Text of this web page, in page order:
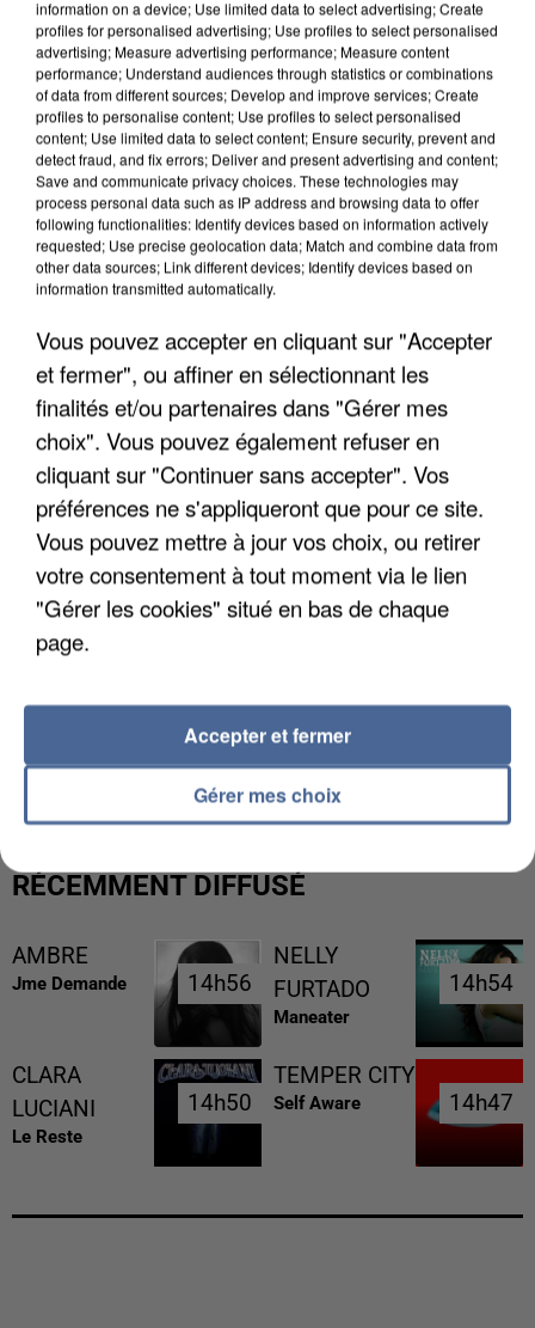
LES DONNÉES DE 300 000 CLIENTS DÉROBÉES À
LES FRANÇAIS, FANS DE LA FLEMME
RÉCEMMENT DIFFUSÉ
AMBRE
Jme Demande 14h56
14h56
NELLY
FURTADO
Maneater
14h54
14h54
CLARA
LUCIANI
Le Reste
14h50
14h50
TEMPER CITY
Self Aware 14h47
14h47
information on a device; Use limited data to select advertising; Create
profiles for personalised advertising; Use profiles to select personalised
advertising; Measure advertising performance; Measure content
performance; Understand audiences through statistics or combinations
of data from different sources; Develop and improve services; Create
profiles to personalise content; Use profiles to select personalised
content; Use limited data to select content; Ensure security, prevent and
detect fraud, and fix errors; Deliver and present advertising and content;
Save and communicate privacy choices. These technologies may
process personal data such as IP address and browsing data to offer
following functionalities: Identify devices based on information actively
requested; Use precise geolocation data; Match and combine data from
other data sources; Link different devices; Identify devices based on
information transmitted automatically.
Vous pouvez accepter en cliquant sur "Accepter
et fermer", ou affiner en sélectionnant les
finalités et/ou partenaires dans "Gérer mes
choix". Vous pouvez également refuser en
cliquant sur "Continuer sans accepter". Vos
préférences ne s'appliqueront que pour ce site.
Vous pouvez mettre à jour vos choix, ou retirer
votre consentement à tout moment via le lien
"Gérer les cookies" situé en bas de chaque
page.
Gérer mes choix
Accepter et fermer